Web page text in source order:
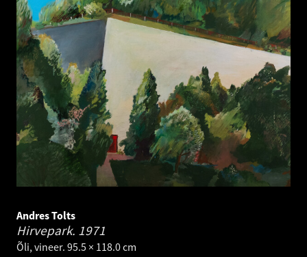
Andres Tolts
Hirvepark. 1971
Õli, vineer. 95.5 × 118.0 cm